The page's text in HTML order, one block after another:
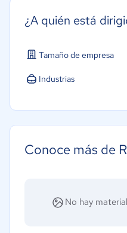
¿A quién está
Tamaño de empresa
Pequeña: 10 a 49
Industrias
Automotriz
Conoce más de
No hay